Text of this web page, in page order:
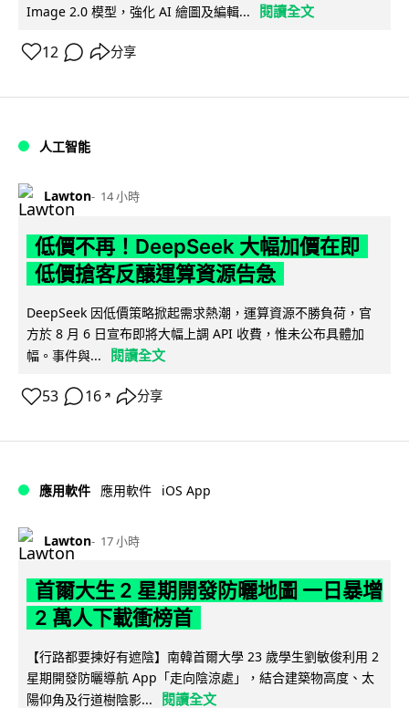
Image 2.0 模型，強化 AI 繪圖及編輯...
閱讀全文
12 分享
人工智能
Lawton 14 小時
低價不再！DeepSeek 大幅加價在即
低價搶客反釀運算資源告急
DeepSeek 因低價策略掀起需求熱潮，運算資源不勝負荷，官
方於 8 月 6 日宣布即將大幅上調 API 收費，惟未公布具體加
幅。事件與...
閱讀全文
53 16 ↗ 分享
應用軟件 應用軟件 iOS App
Lawton 17 小時
首爾大生 2 星期開發防曬地圖 一日暴增
2 萬人下載衝榜首
【行路都要揀好有遮陰】南韓首爾大學 23 歲學生劉敏俊利用 2
星期開發防曬導航 App「走向陰涼處」，結合建築物高度、太
陽仰角及行道樹陰影...
閱讀全文